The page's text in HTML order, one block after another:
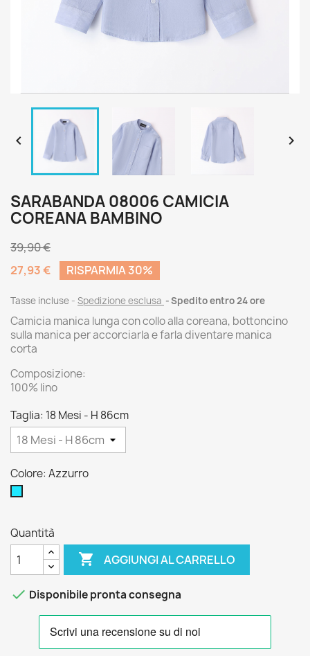
 
SARABANDA 08006 CAMICIA
COREANA BAMBINO
39,90 €
27,93 €
RISPARMIA 30%
Tasse incluse Spedizione esclusa Spedito entro 24 ore
Camicia manica lunga con collo alla coreana, bottoncino
sulla manica per accorciarla e farla diventare manica
corta
Composizione:
100% lino
Taglia: 18 Mesi - H 86cm
Colore: Azzurro
Quantità
 AGGIUNGI AL CARRELLO
 Disponibile pronta consegna